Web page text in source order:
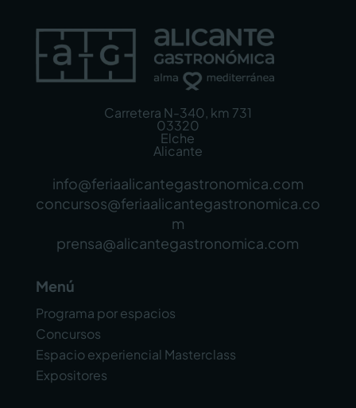
Carretera N-340, km 731
03320
Elche
Alicante
info@feriaalicantegastronomica.com
concursos@feriaalicantegastronomica.co
m
prensa@alicantegastronomica.com
Menú
Programa por espacios
Concursos
Espacio experiencial Masterclass
Expositores